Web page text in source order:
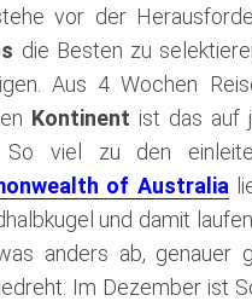
vor der
die Besten zu
Aus 4 Wochen
Kontinent ist das auf
So viel zu den
of Australia
und damit
anders ab, genauer
Im Dezember ist